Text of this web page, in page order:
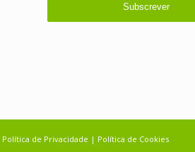
Política de Privacidade | Política de Cookies